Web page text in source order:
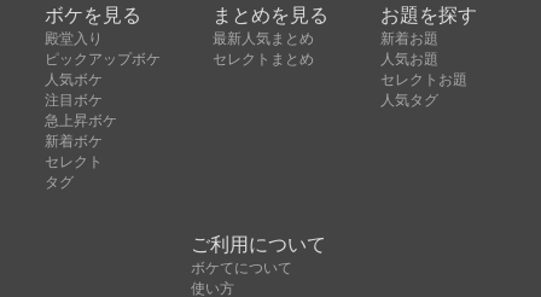
ボケを見る
殿堂入り
ピックアップボケ
人気ボケ
注目ボケ
急上昇ボケ
新着ボケ
セレクト
タグ
まとめを見る
最新人気まとめ
セレクトまとめ
お題を探す
新着お題
人気お題
セレクトお題
人気タグ
ご利用について
ボケてについて
使い方